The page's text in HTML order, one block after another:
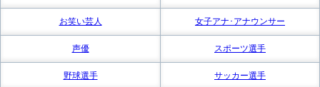
お笑い芸人 女子アナ･アナウンサー
声優 スポーツ選手
野球選手 サッカー選手